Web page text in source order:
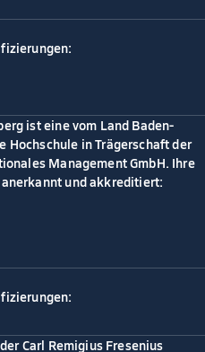
ist eine vom Land Baden-
in Trägerschaft der
Management GmbH. Ihre
und akkreditiert:
Carl Remigius Fresenius